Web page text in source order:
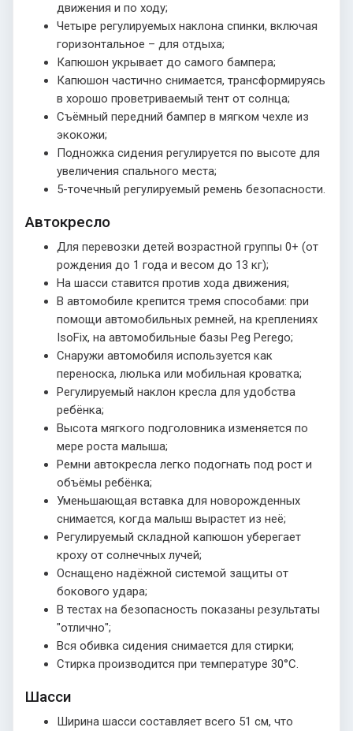
движения и по ходу;
Четыре регулируемых наклона спинки, включая
горизонтальное – для отдыха;
Капюшон укрывает до самого бампера;
Капюшон частично снимается, трансформируясь
в хорошо проветриваемый тент от солнца;
Съёмный передний бампер в мягком чехле из
экокожи;
Подножка сидения регулируется по высоте для
увеличения спального места;
5-точечный регулируемый ремень безопасности.
Автокресло
Для перевозки детей возрастной группы 0+ (от
рождения до 1 года и весом до 13 кг);
На шасси ставится против хода движения;
В автомобиле крепится тремя способами: при
помощи автомобильных ремней, на креплениях
IsoFix, на автомобильные базы Peg Perego;
Снаружи автомобиля используется как
переноска, люлька или мобильная кроватка;
Регулируемый наклон кресла для удобства
ребёнка;
Высота мягкого подголовника изменяется по
мере роста малыша;
Ремни автокресла легко подогнать под рост и
объёмы ребёнка;
Уменьшающая вставка для новорожденных
снимается, когда малыш вырастет из неё;
Регулируемый складной капюшон уберегает
кроху от солнечных лучей;
Оснащено надёжной системой защиты от
бокового удара;
В тестах на безопасность показаны результаты
"отлично";
Вся обивка сидения снимается для стирки;
Стирка производится при температуре 30°С.
Шасси
Ширина шасси составляет всего 51 см, что